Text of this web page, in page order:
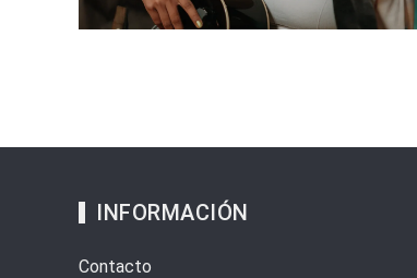
INFORMACIÓN
Contacto